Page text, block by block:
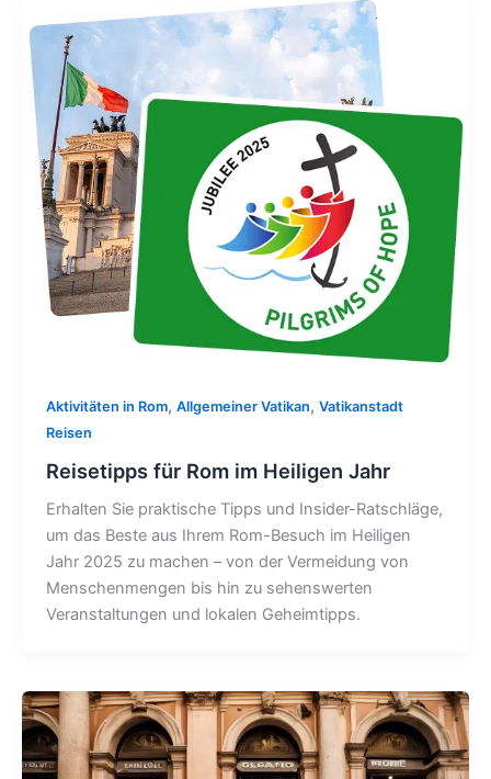
Aktivitäten in Rom, Allgemeiner Vatikan, Vatikanstadt
Reisen
Reisetipps für Rom im Heiligen Jahr
Erhalten Sie praktische Tipps und Insider-Ratschläge,
um das Beste aus Ihrem Rom-Besuch im Heiligen
Jahr 2025 zu machen – von der Vermeidung von
Menschenmengen bis hin zu sehenswerten
Veranstaltungen und lokalen Geheimtipps.